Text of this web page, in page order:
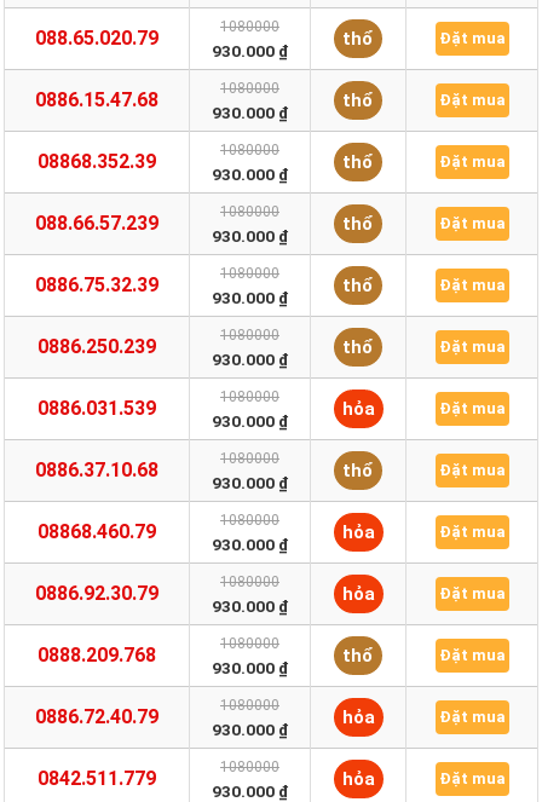
088.65.020.79 1080000
930.000 ₫
thổ Đặt mua
0886.15.47.68 1080000
930.000 ₫
thổ Đặt mua
08868.352.39 1080000
930.000 ₫
thổ Đặt mua
088.66.57.239 1080000
930.000 ₫
thổ Đặt mua
0886.75.32.39 1080000
930.000 ₫
thổ Đặt mua
0886.250.239 1080000
930.000 ₫
thổ Đặt mua
0886.031.539 1080000
930.000 ₫
hỏa Đặt mua
0886.37.10.68 1080000
930.000 ₫
thổ Đặt mua
08868.460.79 1080000
930.000 ₫
hỏa Đặt mua
0886.92.30.79 1080000
930.000 ₫
hỏa Đặt mua
0888.209.768 1080000
930.000 ₫
thổ Đặt mua
0886.72.40.79 1080000
930.000 ₫
hỏa Đặt mua
0842.511.779 1080000
930.000 ₫
hỏa Đặt mua